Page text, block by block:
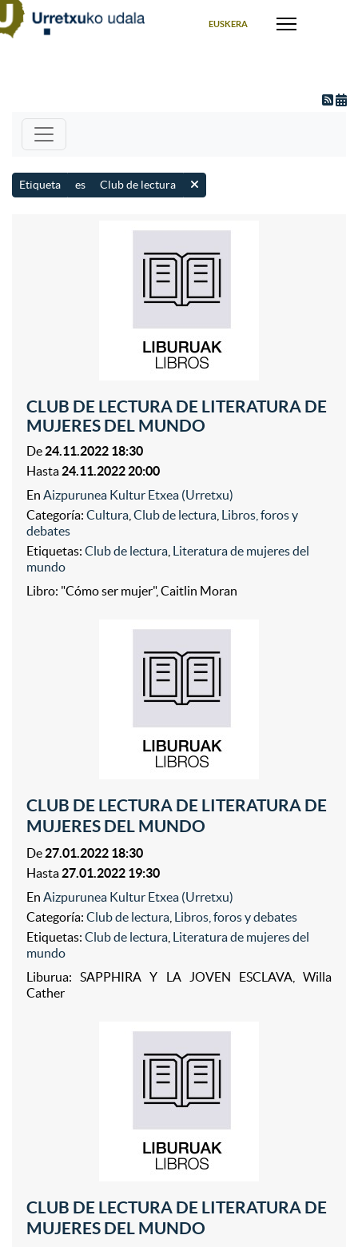
EUSKERA
Etiqueta es Club de lectura
CLUB DE LECTURA DE LITERATURA DE
MUJERES DEL MUNDO
De 24.11.2022 18:30
Hasta 24.11.2022 20:00
En Aizpurunea Kultur Etxea (Urretxu)
Categoría: Cultura Club de lectura Libros, foros y
debates
Etiquetas: Club de lectura Literatura de mujeres del
mundo
Libro: "Cómo ser mujer", Caitlin Moran
CLUB DE LECTURA DE LITERATURA DE
MUJERES DEL MUNDO
De 27.01.2022 18:30
Hasta 27.01.2022 19:30
En Aizpurunea Kultur Etxea (Urretxu)
Categoría: Club de lectura Libros, foros y debates
Etiquetas: Club de lectura Literatura de mujeres del
mundo
Liburua: SAPPHIRA Y LA JOVEN ESCLAVA, Willa
Cather
CLUB DE LECTURA DE LITERATURA DE
MUJERES DEL MUNDO